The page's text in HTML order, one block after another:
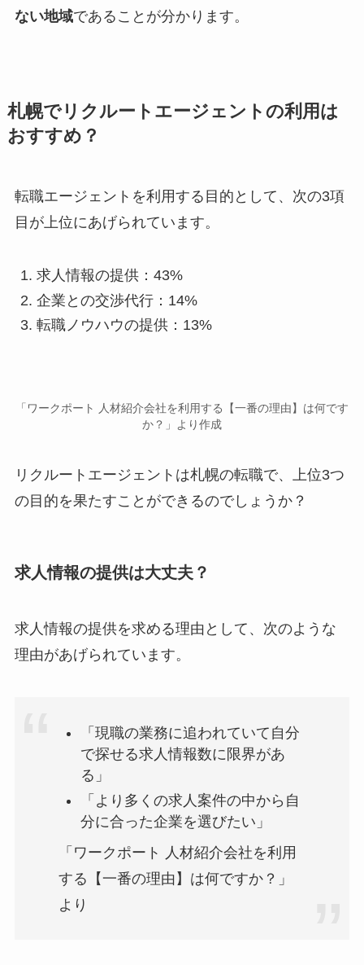
ない地域であることが分かります。
札幌でリクルートエージェントの利用は
おすすめ？
転職エージェントを利用する目的として、次の3項
目が上位にあげられています。
求人情報の提供：43%
企業との交渉代行：14%
転職ノウハウの提供：13%
「ワークポート 人材紹介会社を利用する【一番の理由】は何です
か？」より作成
リクルートエージェントは札幌の転職で、上位3つ
の目的を果たすことができるのでしょうか？
求人情報の提供は大丈夫？
求人情報の提供を求める理由として、次のような
理由があげられています。
「現職の業務に追われていて自分
で探せる求人情報数に限界があ
る」
「より多くの求人案件の中から自
分に合った企業を選びたい」
「ワークポート 人材紹介会社を利用
する【一番の理由】は何ですか？」
より